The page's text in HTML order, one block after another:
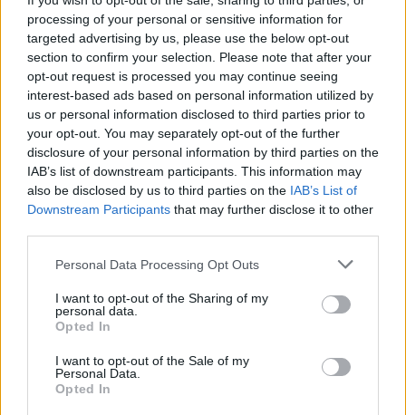
processing of your personal or sensitive information for
targeted advertising by us, please use the below opt-out
section to confirm your selection. Please note that after your
opt-out request is processed you may continue seeing
interest-based ads based on personal information utilized by
us or personal information disclosed to third parties prior to
your opt-out. You may separately opt-out of the further
disclosure of your personal information by third parties on the
IAB’s list of downstream participants. This information may
also be disclosed by us to third parties on the IAB’s List of
Downstream Participants that may further disclose it to other
Personal Data Processing Opt Outs
I want to opt-out of the Sharing of my
personal data.
Opted In
I want to opt-out of the Sale of my
Personal Data.
Opted In
Sutinku sutaisyklėmis
This site is protected by
reCAPTCHA and the Google
Privacy Policyand Terms of
Serviceapply.